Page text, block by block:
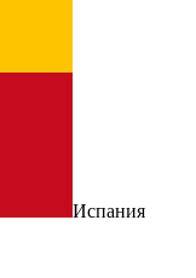
Испания